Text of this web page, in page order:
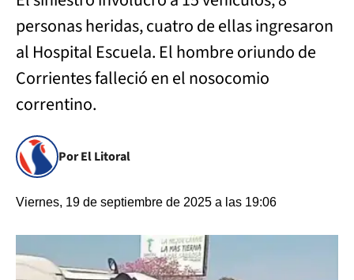
personas heridas, cuatro de ellas ingresaron
al Hospital Escuela. El hombre oriundo de
Corrientes falleció en el nosocomio
correntino.
Por El Litoral
Viernes, 19 de septiembre de 2025 a las 19:06